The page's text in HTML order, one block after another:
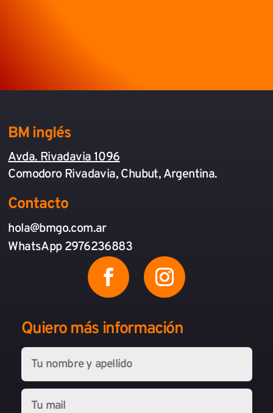
BM inglés
Avda. Rivadavia 1096
Comodoro Rivadavia, Chubut, Argentina.
Contacto
hola@bmgo.com.ar
WhatsApp 2976236883
Quiero más información